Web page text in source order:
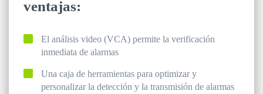
ventajas:
El análisis video (VCA) permite la verificación
inmediata de alarmas
Una caja de herramientas para optimizar y
personalizar la detección y la transmisión de alarmas